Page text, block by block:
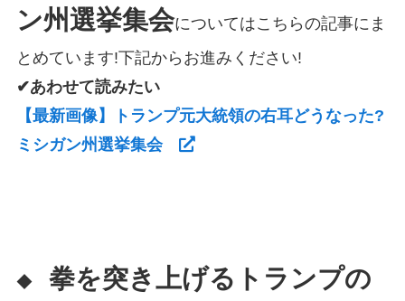
ン州選挙集会についてはこちらの記事にま
とめています!下記からお進みください!
✔あわせて読みたい
【最新画像】トランプ元大統領の右耳どうなった?
ミシガン州選挙集会
◆ 拳を突き上げるトランプの